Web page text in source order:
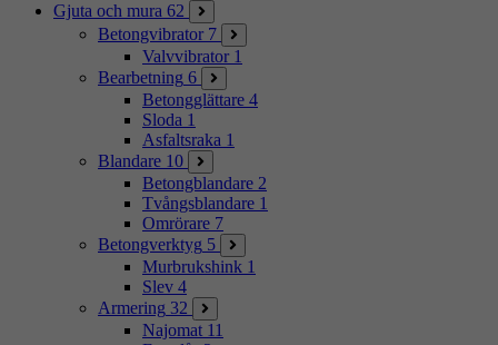
Gjuta och mura 62
Betongvibrator 7
Valvvibrator 1
Bearbetning 6
Betongglättare 4
Sloda 1
Asfaltsraka 1
Blandare 10
Betongblandare 2
Tvångsblandare 1
Omrörare 7
Betongverktyg 5
Murbrukshink 1
Slev 4
Armering 32
Najomat 11